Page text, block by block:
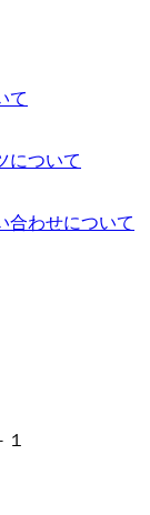
て
について
合わせについて